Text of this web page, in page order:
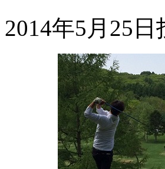
2014年5月25日